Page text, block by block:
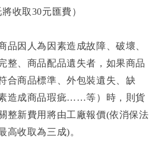
將收取30元匯費）
品因人為因素造成故障、破壞、
整、商品配品遺失者，如果商品
合商品標準、外包裝遺失、缺
造成商品瑕疵……等）時，則貨
整新費用將由工廠報價(依消保法
高收取為三成)。